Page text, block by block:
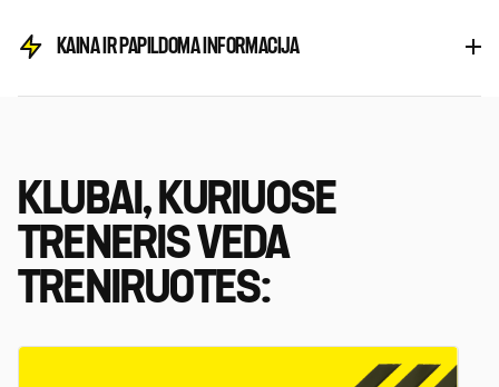
KAINA IR PAPILDOMA INFORMACIJA
KLUBAI, KURIUOSE
TRENERIS VEDA
TRENIRUOTES: